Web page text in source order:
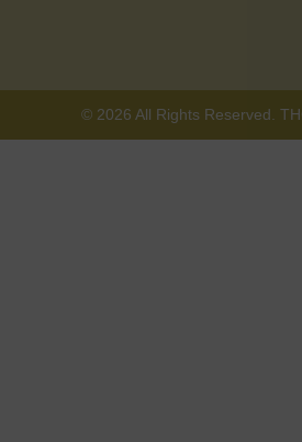
© 2026 All Rights Reserved.